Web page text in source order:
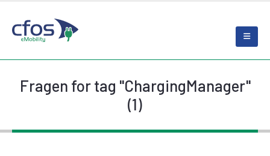
Fragen for tag "ChargingManager"
(1)